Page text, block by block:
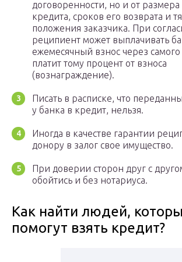
договоренности, но и от размера
кредита, сроков его возврата и
положения заказчика. При
реципиент может выплачивать
ежемесячный взнос через
платит тому процент от взноса
(вознаграждение).
Писать в расписке, что
у банка в кредит, нельзя.
Иногда в качестве гарантии
донору в залог свое имущество.
При доверии сторон друг с
обойтись и без нотариуса.
Как найти людей,
помогут взять кредит?